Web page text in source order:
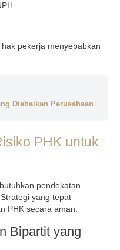
pekerja menyebabkan
Diabaikan Perusahaan
PHK untuk
pendekatan
yang tepat
PHK secara aman.
Bipartit yang